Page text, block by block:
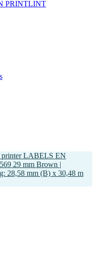
PRINTLINT
printer LABELS EN
29 mm Brown |
28,58 mm (B) x 30,48 m